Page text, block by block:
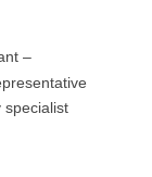
–
specialist